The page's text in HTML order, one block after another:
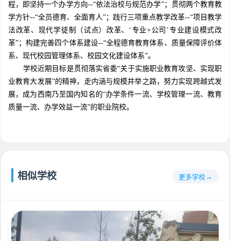
程，即坚持一个办学方向--“依法治校与规范办学”；贯彻两个教育教
学方针--“全员德育、全面育人”；践行三项重点教学改革--“项目教学
法改革、现代学徒制（试点）改革、‘专业+公司’专业建设模式改
革”；构建完善四个体系建设--“全程德育教育体系、质量保障评价体
系、现代校园管理体系、校园文化建设体系”。
学校近期目标是贯彻落实省委“关于实施职业教育攻坚、实现职
业教育大发展”的精神，走内涵与规模并举之路，努力实现跨越式发
展，成为西南乃至国内知名的“办学条件一流、学校管理一流、教育
质量一流、办学效益一流”的职业院校。
相似学校 更多学校